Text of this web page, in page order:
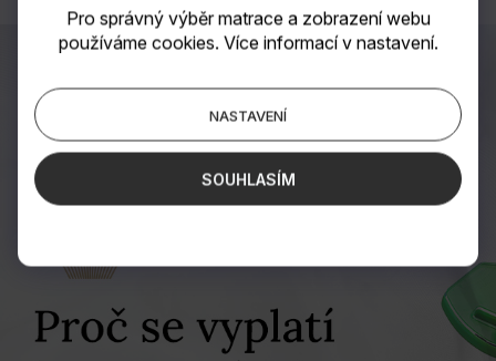
Pro správný výběr matrace a zobrazení webu
používáme cookies. Více informací v nastavení.
NASTAVENÍ
SOUHLASÍM